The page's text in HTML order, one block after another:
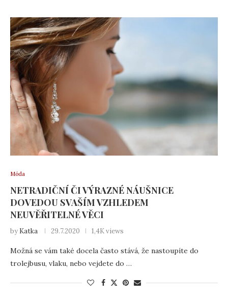
Móda
NETRADIČNÍ ČI VÝRAZNÉ NÁUŠNICE
DOVEDOU S VAŠÍM VZHLEDEM
NEUVĚŘITELNÉ VĚCI
by Katka 29.7.2020 1,4K views
Možná se vám také docela často stává, že nastoupíte do
trolejbusu, vlaku, nebo vejdete do …